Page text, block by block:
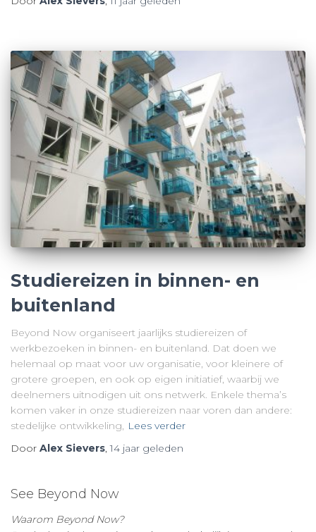
Studiereizen in binnen- en
buitenland
Beyond Now organiseert jaarlijks studiereizen of
werkbezoeken in binnen- en buitenland. Dat doen we
helemaal op maat voor uw organisatie, voor kleinere of
grotere groepen, en ook op eigen initiatief, waarbij we
deelnemers uitnodigen uit ons netwerk. Enkele thema’s
komen vaker in onze studiereizen naar voren dan andere:
stedelijke ontwikkeling, Lees verder
Door Alex Sievers,14 jaar geleden
See Beyond Now
Waarom Beyond Now?